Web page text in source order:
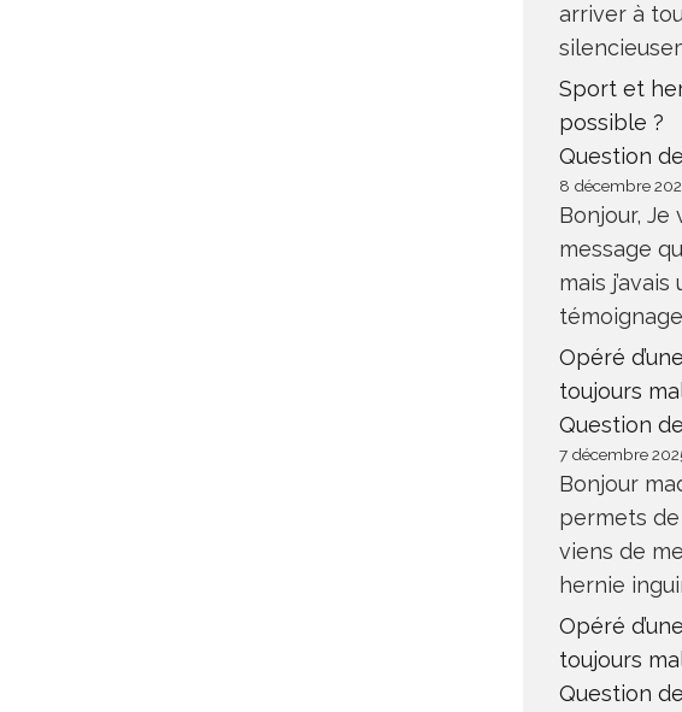
arriver à
Sport et
possible ?
Question
8 décembre
Bonjour, Je
message
mais
Opéré
toujours
Question
7 décembre
Bonjour
permets
viens de
hernie
Opéré
toujours
Question